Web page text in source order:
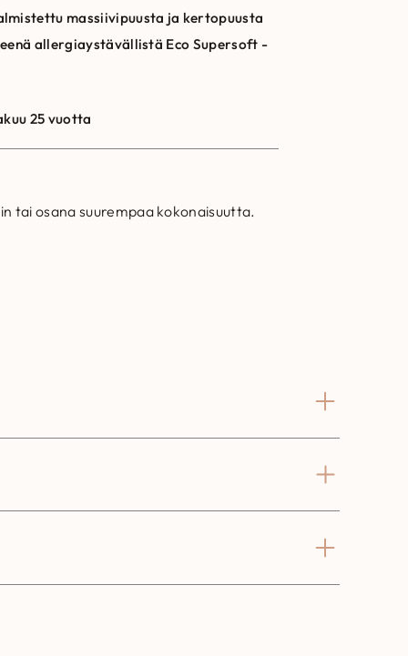
massiivipuusta ja kertopuusta
allergiaystävällistä Eco Supersoft -
25 vuotta
tai osana suurempaa kokonaisuutta.